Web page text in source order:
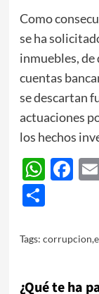
Como
se ha
inmuebles, de
cuentas
se descartan
actuaciones
los hechos
Share
Tags: corrupcion,
¿Qué te ha